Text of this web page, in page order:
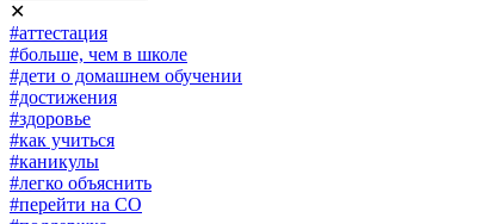
✕
#аттестация
#больше, чем в школе
#дети о домашнем обучении
#достижения
#здоровье
#как учиться
#каникулы
#легко объяснить
#перейти на СО